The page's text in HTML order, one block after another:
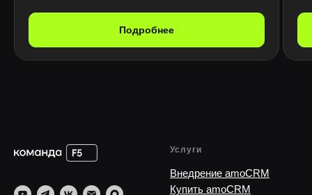
Подробнее
Услуги
Внедрение amoCRM
Купить amoCRM